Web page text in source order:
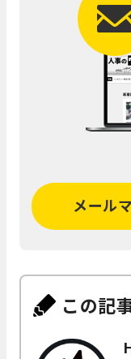
メール
この記